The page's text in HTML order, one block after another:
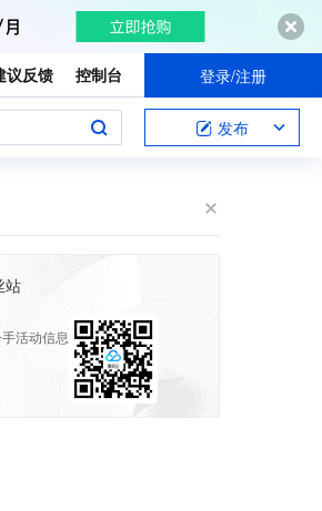
议反馈 控制台 登录/注册
发布
站
活动信息